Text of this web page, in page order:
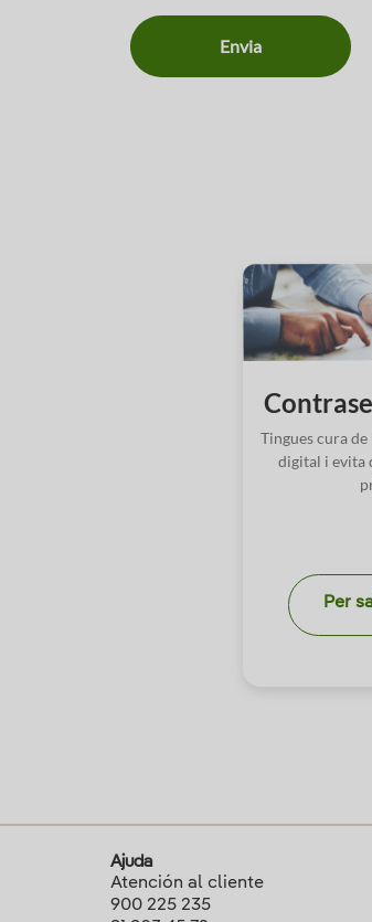
Envia
Tingues cura de
digital i evita
Per
Ajuda
Atención al cliente
900 225 235